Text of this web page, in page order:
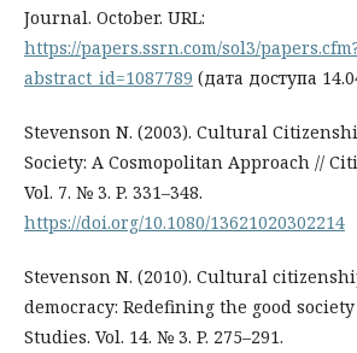
Journal. October. URL:
https://papers.ssrn.com/sol3/
abstract_id=1087789 (дата доступа
Stevenson N. (2003). Cultural
Society: A Cosmopolitan Approach //
Vol. 7. № 3. P. 331–348.
https://doi.org/10.1080/13621020302214
Stevenson N. (2010). Cultural
democracy: Redefining the good
Studies. Vol. 14. № 3. P. 275–291.